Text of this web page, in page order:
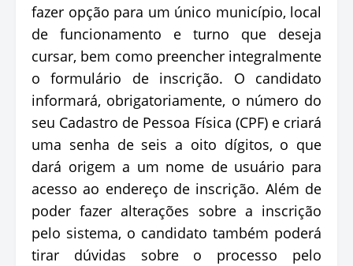
fazer opção para um único município, local
de funcionamento e turno que deseja
cursar, bem como preencher integralmente
o formulário de inscrição. O candidato
informará, obrigatoriamente, o número do
seu Cadastro de Pessoa Física (CPF) e criará
uma senha de seis a oito dígitos, o que
dará origem a um nome de usuário para
acesso ao endereço de inscrição. Além de
poder fazer alterações sobre a inscrição
pelo sistema, o candidato também poderá
tirar dúvidas sobre o processo pelo